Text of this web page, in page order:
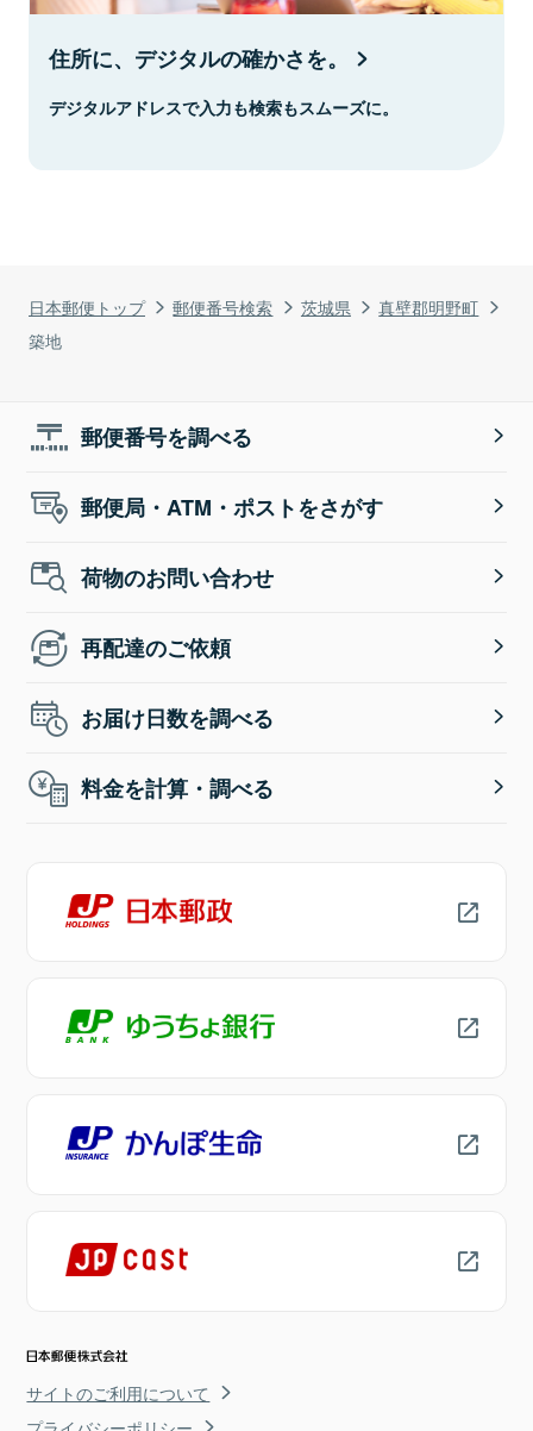
日本郵便トップ 郵便番号検索 茨城県
真壁郡明野町
築地
住所に、デジタルの確かさを。
デジタルアドレスで入力も検索もスムーズに。
郵便番号を調べる
郵便局・ATM・ポストをさがす
荷物のお問い合わせ
再配達のご依頼
お届け日数を調べる
料金を計算・調べる
サイトのご利用について